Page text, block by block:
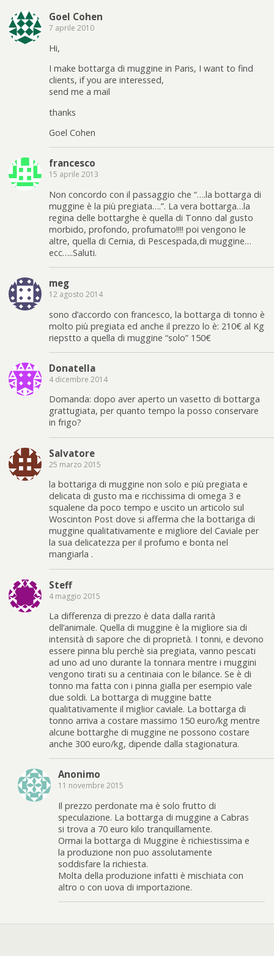
Goel Cohen
7 aprile 2010
Hi,
I make bottarga di muggine in Paris, I want to find
clients, if you are interessed,
send me a mail
thanks
Goel Cohen
francesco
15 aprile 2013
Non concordo con il passaggio che “….la bottarga di
muggine è la più pregiata….”. La vera bottarga…la
regina delle bottarghe è quella di Tonno dal gusto
morbido, profondo, profumato!!!! poi vengono le
altre, quella di Cernia, di Pescespada,di muggine…
ecc…..Saluti.
meg
12 agosto 2014
sono d’accordo con francesco, la bottarga di tonno è
molto più pregiata ed anche il prezzo lo è: 210€ al Kg
riepstto a quella di muggine “solo” 150€
Donatella
4 dicembre 2014
Domanda: dopo aver aperto un vasetto di bottarga
grattugiata, per quanto tempo la posso conservare
in frigo?
Salvatore
25 marzo 2015
la bottariga di muggine non solo e più pregiata e
delicata di gusto ma e ricchissima di omega 3 e
squalene da poco tempo e uscito un articolo sul
Woscinton Post dove si afferma che la bottariga di
muggine qualitativamente e migliore del Caviale per
la sua delicatezza per il profumo e bonta nel
mangiarla .
Steff
4 maggio 2015
La differenza di prezzo è data dalla rarità
dell’animale. Quella di muggine è la migliore sia di
intensità di sapore che di proprietà. I tonni, e devono
essere pinna blu perchè sia pregiata, vanno pescati
ad uno ad uno durante la tonnara mentre i muggini
vengono tirati su a centinaia con le bilance. Se è di
tonno ma fatta con i pinna gialla per esempio vale
due soldi. La bottarga di muggine batte
qualitativamente il miglior caviale. La bottarga di
tonno arriva a costare massimo 150 euro/kg mentre
alcune bottarghe di muggine ne possono costare
anche 300 euro/kg, dipende dalla stagionatura.
Anonimo
11 novembre 2015
Il prezzo perdonate ma è solo frutto di
speculazione. La bottarga di muggine a Cabras
si trova a 70 euro kilo tranquillamente.
Ormai la bottarga di Muggine è richiestissima e
la produzione non puo assolutamente
soddisfare la richiesta.
Molta della produzione infatti è mischiata con
altro o con uova di importazione.